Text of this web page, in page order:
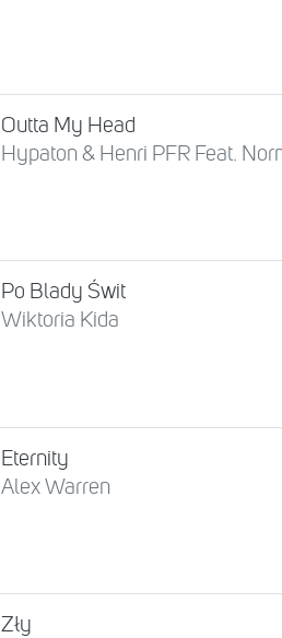
Outta My Head
Hypaton & Henri PFR Feat.
Po Blady Świt
Wiktoria Kida
Eternity
Alex Warren
Zły